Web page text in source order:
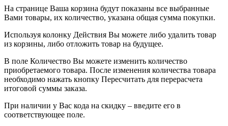
На странице Ваша корзина будут показаны все выбранные
Вами товары, их количество, указана общая сумма покупки.
Используя колонку Действия Вы можете либо удалить товар
из корзины, либо отложить товар на будущее.
В поле Количество Вы можете изменить количество
приобретаемого товара. После изменения количества товара
необходимо нажать кнопку Пересчитать для перерасчета
итоговой суммы заказа.
При наличии у Вас кода на скидку – введите его в
соответствующее поле.